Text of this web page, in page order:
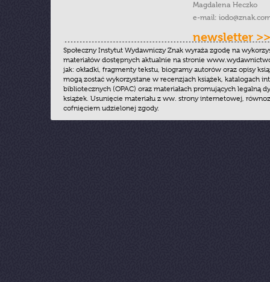
Magdalena Heczko
e-mail:
newsletter >>
Społeczny Instytut Wydawniczy Znak wyraża zgodę na
materiałów dostępnych aktualnie na stronie
jak: okładki, fragmenty tekstu, biogramy autorów oraz opisy
mogą zostać wykorzystane w recenzjach książek, katalogach
bibliotecznych (OPAC) oraz materiałach promujących legalną
książek. Usunięcie materiału z ww. strony internetowej,
cofnięciem udzielonej zgody.